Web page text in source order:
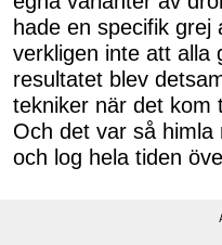
hade en specifik
verkligen inte att alla
resultatet blev
tekniker när det kom
Och det var så
och log hela tiden